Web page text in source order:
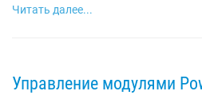
Читать далее...
Управление модулями